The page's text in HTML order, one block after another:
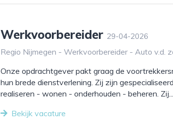
Werkvoorbereider 29-04-2026
Regio Nijmegen - Werkvoorbereider - Auto
Onze opdrachtgever pakt graag de
hun brede dienstverlening. Zij zijn
realiseren - wonen - onderhouden - beheren. Zij...
Bekijk vacature